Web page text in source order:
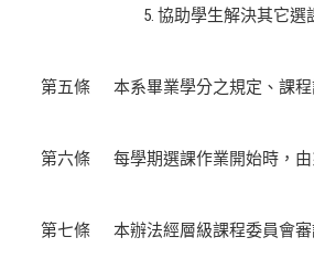
協助學生解決其它選
第五條 本系畢業學分之規定、課
第六條 每學期選課作業開始時，
第七條 本辦法經層級課程委員會